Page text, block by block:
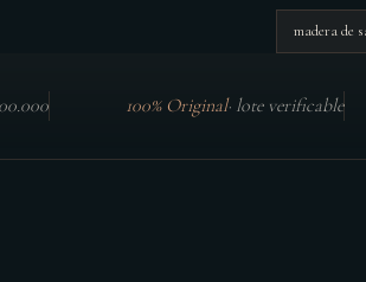
madera de
100% Original· lote verificable